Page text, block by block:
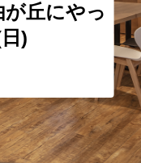
丘にやっ
)